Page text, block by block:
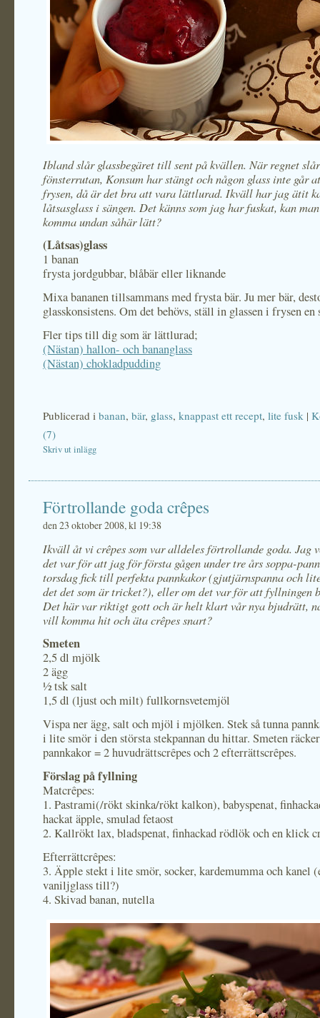
Ibland slår glassbegäret till sent på kvällen. När regnet
fönsterrutan, Konsum har stängt och någon glass inte går
frysen, då är det bra att vara lättlurad. Ikväll har jag ätit
låtsasglass i sängen. Det känns som jag har fuskat, kan
komma undan såhär lätt?
(Låtsas)glass
1 banan
frysta jordgubbar, blåbär eller liknande
Mixa bananen tillsammans med frysta bär. Ju mer bär,
glasskonsistens. Om det behövs, ställ in glassen i frysen en
Fler tips till dig som är lättlurad;
(Nästan) hallon- och bananglass
(Nästan) chokladpudding
Publicerad i banan, bär, glass, knappast ett recept, lite fusk |
(7)
Skriv ut inlägg
Förtrollande goda crêpes
den 23 oktober 2008, kl 19:38
Ikväll åt vi crêpes som var alldeles förtrollande goda. Jag
det var för att jag för första gågen under tre års soppa-
torsdag fick till perfekta pannkakor (gjutjärnspanna och
det det som är tricket?), eller om det var för att fyllningen
Det här var riktigt gott och är helt klart vår nya bjudrätt,
vill komma hit och äta crêpes snart?
Smeten
2,5 dl mjölk
2 ägg
½ tsk salt
1,5 dl (ljust och milt) fullkornsvetemjöl
Vispa ner ägg, salt och mjöl i mjölken. Stek så tunna
i lite smör i den största stekpannan du hittar. Smeten
pannkakor = 2 huvudrättscrêpes och 2 efterrättscrêpes.
Förslag på fyllning
Matcrêpes:
1. Pastrami(/rökt skinka/rökt kalkon), babyspenat,
hackat äpple, smulad fetaost
2. Kallrökt lax, bladspenat, finhackad rödlök och en klick
Efterrättcrêpes:
3. Äpple stekt i lite smör, socker, kardemumma och kanel
vaniljglass till?)
4. Skivad banan, nutella